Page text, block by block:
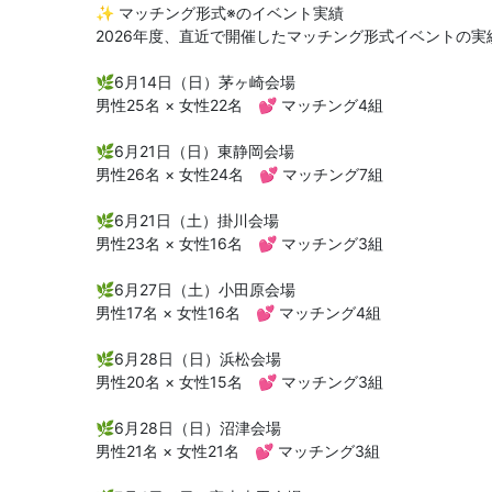
✨ マッチング形式※のイベント実績
2026年度、直近で開催したマッチング形式イベントの実
🌿6月14日（日）茅ヶ崎会場
男性25名 × 女性22名 💕 マッチング4組
🌿6月21日（日）東静岡会場
男性26名 × 女性24名 💕 マッチング7組
🌿6月21日（土）掛川会場
男性23名 × 女性16名 💕 マッチング3組
🌿6月27日（土）小田原会場
男性17名 × 女性16名 💕 マッチング4組
🌿6月28日（日）浜松会場
男性20名 × 女性15名 💕 マッチング3組
🌿6月28日（日）沼津会場
男性21名 × 女性21名 💕 マッチング3組